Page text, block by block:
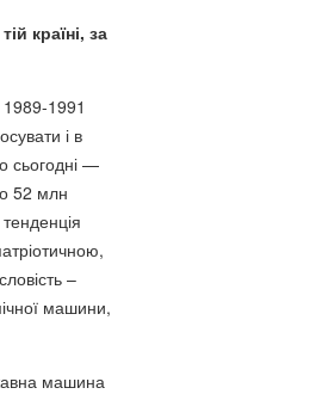
країні, за
1991
і в
сьогодні —
52 млн
–
машини,
машина